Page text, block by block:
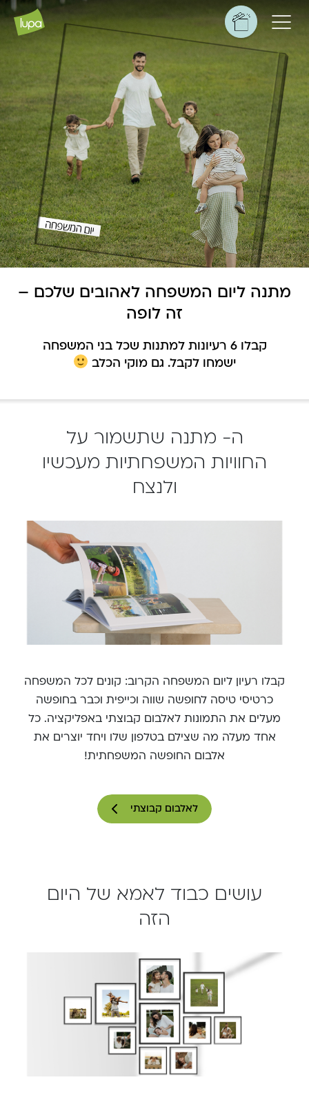
מתנה ליום המשפחה לאהובים שלכם –
זה לופה
קבלו 6 רעיונות למתנות שכל בני המשפחה
ישמחו לקבל. גם מוקי הכלב
ה- מתנה שתשמור על
החוויות המשפחתיות מעכשיו
ולנצח
קבלו רעיון ליום המשפחה הקרוב: קונים לכל המשפחה
כרטיסי טיסה לחופשה שווה וכייפית וכבר בחופשה
מעלים את התמונות לאלבום קבוצתי באפליקציה. כל
אחד מעלה מה שצילם בטלפון שלו ויחד יוצרים את
אלבום החופשה המשפחתית!
לאלבום קבוצתי
עושים כבוד לאמא של היום
הזה